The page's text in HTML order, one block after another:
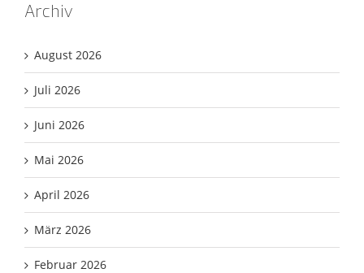
Archiv
August 2026
Juli 2026
Juni 2026
Mai 2026
April 2026
März 2026
Februar 2026